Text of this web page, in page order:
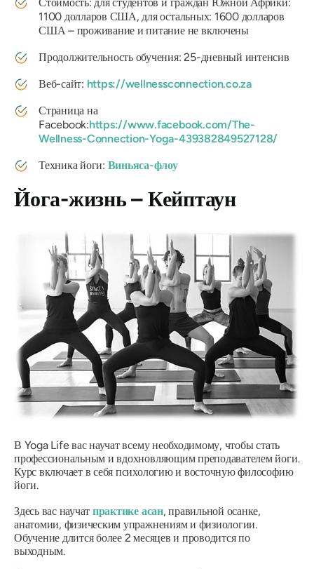
1100 долларов США, для остальных: 1600 долларов
США – проживание и питание не включены
Продолжительность обучения: 25-дневный интенсив
Веб-сайт: https://wellnessconnection.co.za
Страница на
Facebook:https://www.facebook.com/The-
Wellness-Connection-Yoga-439382849527128/
Техника йоги: Виньяса-флоу
Йога-жизнь – Кейптаун
В Yoga Life вас научат всему необходимому, чтобы стать
профессиональным и вдохновляющим преподавателем йоги.
Курс включает в себя психологию и восточную философию
йоги.
Здесь вас научат практике асан, правильной осанке,
анатомии, физическим упражнениям и физиологии.
Обучение длится более 2 месяцев и проводится по
выходным.